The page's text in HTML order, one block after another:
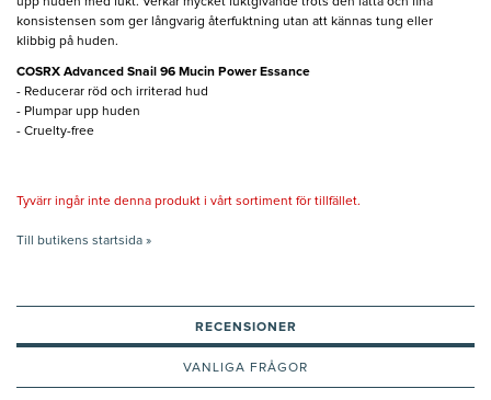
konsistensen som ger långvarig återfuktning utan att kännas tung eller
klibbig på huden.
COSRX Advanced Snail 96 Mucin Power Essance
- Reducerar röd och irriterad hud
- Plumpar upp huden
- Cruelty-free
Tyvärr ingår inte denna produkt i vårt sortiment för tillfället.
Till butikens startsida »
RECENSIONER
VANLIGA FRÅGOR